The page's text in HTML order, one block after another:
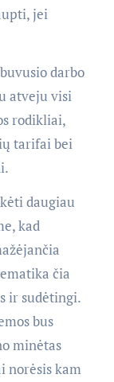
jei
darbo
atveju visi
rodikliai,
tarifai bei
daugiau
kad
čia
ir sudėtingi.
bus
minėtas
norėsis kam